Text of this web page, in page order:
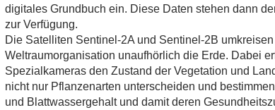
digitales Grundbuch ein. Diese Daten stehen dann
zur Verfügung.
Die Satelliten Sentinel-2A und Sentinel-2B
Weltraumorganisation unaufhörlich die Erde. Dabei
Spezialkameras den Zustand der Vegetation und
nicht nur Pflanzenarten unterscheiden und
und Blattwassergehalt und damit deren